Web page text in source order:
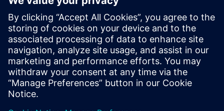
Istražite resurse i srodne
proizvode
Preduvjeti